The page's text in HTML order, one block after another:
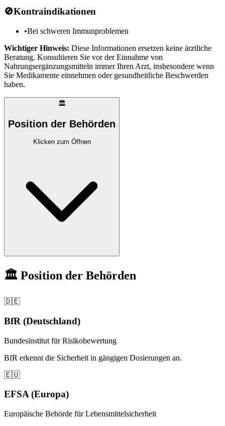
🚫Kontraindikationen
•Bei schweren Immunproblemen
Wichtiger Hinweis: Diese Informationen ersetzen keine ärztliche
Beratung. Konsultieren Sie vor der Einnahme von
Nahrungsergänzungsmitteln immer Ihren Arzt, insbesondere wenn
Sie Medikamente einnehmen oder gesundheitliche Beschwerden
haben.
🏛️
Position der Behörden
Klicken zum Öffnen
🏛️ Position der Behörden
🇩🇪
BfR (Deutschland)
Bundesinstitut für Risikobewertung
BfR erkennt die Sicherheit in gängigen Dosierungen an.
🇪🇺
EFSA (Europa)
Europäische Behörde für Lebensmittelsicherheit